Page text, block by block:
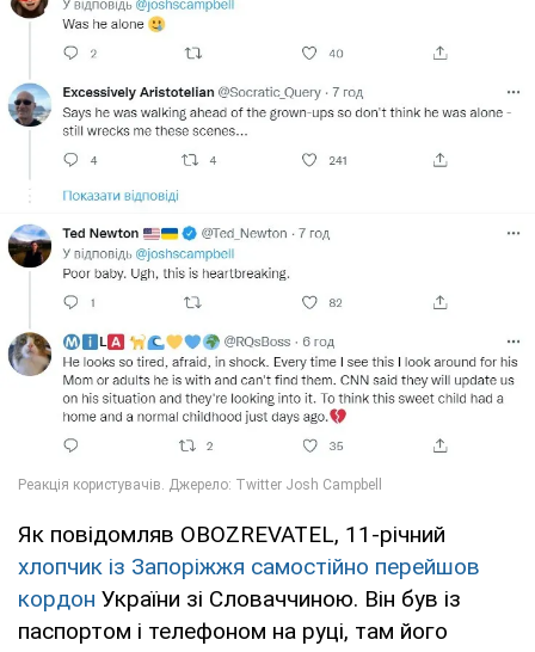
Як повідомляв OBOZREVATEL, 11-річний
хлопчик із Запоріжжя самостійно перейшов
кордон України зі Словаччиною. Він був із
паспортом і телефоном на руці, там його